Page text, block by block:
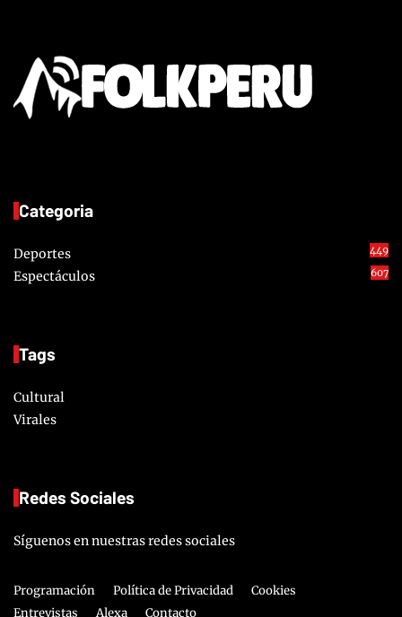
Categoria
Deportes 449
Espectáculos 607
Tags
Cultural
Virales
Redes Sociales
Síguenos en nuestras redes sociales
Programación Política de Privacidad
Cookies
Entrevistas
Alexa Contacto